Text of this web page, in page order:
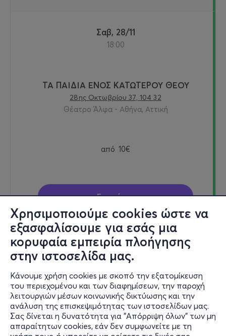
Χρησιμοποιούμε cookies ώστε να
εξασφαλίσουμε για εσάς μια
κορυφαία εμπειρία πλοήγησης
στην ιστοσελίδα μας.
Κάνουμε χρήση cookies με σκοπό την εξατομίκευση
του περιεχομένου και των διαφημίσεων, την παροχή
λειτουργιών μέσων κοινωνικής δικτύωσης και την
ανάλυση της επισκεψιμότητας των ιστοσελίδων μας.
Σας δίνεται η δυνατότητα για "Απόρριψη όλων" των μη
απαραίτητων cookies, εάν δεν συμφωνείτε με τη
Σαβ, 28/11
18:00
ΤΑ ΠΑΙΔΙΑ ΕΝΟΣ ΚΑΤΩΤΕΡΟΥ ΘΕΟΥ
28ης Οκτωβρίου 37, 104 32
Θέατρο Άλφα - Αθήνα, Αττική
από 10€
Εισιτήρια
Κυρ, 29/11
17:00
ΤΑ ΠΑΙΔΙΑ ΕΝΟΣ ΚΑΤΩΤΕΡΟΥ ΘΕΟΥ
28ης Οκτωβρίου 37, 104 32
Θέατρο Άλφα - Αθήνα, Αττική